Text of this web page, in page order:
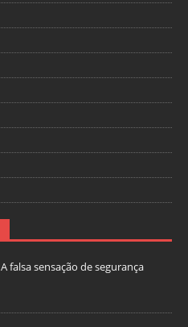
A falsa sensação de segurança